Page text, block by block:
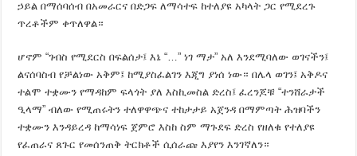
ኃይል በማሰባሰብ በአመራርና በድጋፍ ለማሳተፍ ከተለያዩ አካላት ጋር የሚደረጉ
ጥረቶችም ቀጥለዋል።
ሆኖም “ገብስ የሚደርስ በፍልሰታ፤ እኔ “…” ነገ ማታ” አለ እንደሚባለው ወገናችን፤
ልናሰባስብ የቻልነው አቅም፤ ከሚያስፈልገን እጂግ ያነሰ ነው። በሌላ ወገን፤ አቅዶና
ተልሞ ተቋሙን የማዳከም ፍላጎት ያለ እስኪመስል ድረስ፤ ፈረንጆቹ “ተንሸራታች
ዒላማ” ብለው የሚጠሩትን ተለዋዋጭና ተከታታይ አጀንዳ በማምጣት ሕዝባችን
ተቋሙን እንዳይረዳ ከማሳነፍ ጀምሮ እስከ ስም ማጉደፍ ድረስ የዘለቁ የተለያዩ
የፈጠራና ጸጉር የመሰንጠቅ ትርክቶች ሲሰራጩ እያየን እንገኛለን።